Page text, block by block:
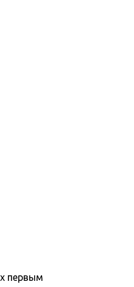
первым